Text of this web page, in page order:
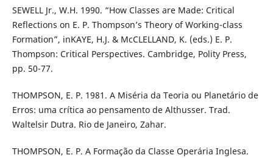
SEWELL Jr., W.H. 1990. “How Classes are Made: Critical
Reflections on E. P. Thompson’s Theory of Working-class
Formation”, inKAYE, H.J. & McCLELLAND, K. (eds.) E. P.
Thompson: Critical Perspectives. Cambridge, Polity Press,
pp. 50-77.
THOMPSON, E. P. 1981. A Miséria da Teoria ou Planetário de
Erros: uma crítica ao pensamento de Althusser. Trad.
Waltelsir Dutra. Rio de Janeiro, Zahar.
THOMPSON, E. P. A Formação da Classe Operária Inglesa.